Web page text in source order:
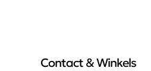
Contact & Winkels